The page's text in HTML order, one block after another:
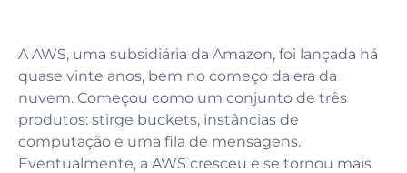
A AWS, uma subsidiária da Amazon, foi lançada há
quase vinte anos, bem no começo da era da
nuvem. Começou como um conjunto de três
produtos: stirge buckets, instâncias de
computação e uma fila de mensagens.
Eventualmente, a AWS cresceu e se tornou mais